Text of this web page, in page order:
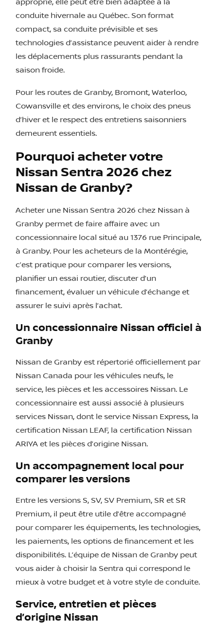
conduite hivernale au Québec. Son format
compact, sa conduite prévisible et ses
technologies d’assistance peuvent aider à rendre
les déplacements plus rassurants pendant la
saison froide.
Pour les routes de Granby, Bromont, Waterloo,
Cowansville et des environs, le choix des pneus
d’hiver et le respect des entretiens saisonniers
demeurent essentiels.
Pourquoi acheter votre
Nissan Sentra 2026 chez
Nissan de Granby?
Acheter une Nissan Sentra 2026 chez Nissan à
Granby permet de faire affaire avec un
concessionnaire local situé au 1376 rue Principale,
à Granby. Pour les acheteurs de la Montérégie,
c’est pratique pour comparer les versions,
planifier un essai routier, discuter d’un
financement, évaluer un véhicule d’échange et
assurer le suivi après l’achat.
Un concessionnaire Nissan officiel à
Granby
Nissan de Granby est répertorié officiellement par
Nissan Canada pour les véhicules neufs, le
service, les pièces et les accessoires Nissan. Le
concessionnaire est aussi associé à plusieurs
services Nissan, dont le service Nissan Express, la
certification Nissan LEAF, la certification Nissan
ARIYA et les pièces d’origine Nissan.
Un accompagnement local pour
comparer les versions
Entre les versions S, SV, SV Premium, SR et SR
Premium, il peut être utile d’être accompagné
pour comparer les équipements, les technologies,
les paiements, les options de financement et les
disponibilités. L’équipe de Nissan de Granby peut
vous aider à choisir la Sentra qui correspond le
mieux à votre budget et à votre style de conduite.
Service, entretien et pièces
d’origine Nissan